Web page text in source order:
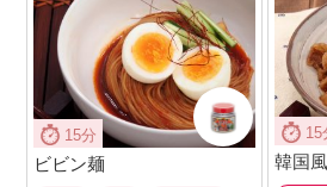
15分
ビビン麺
15
韓国